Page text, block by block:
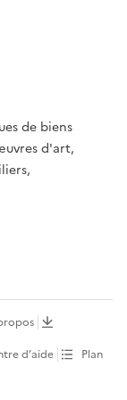
de biens
d'art,
d’aide
Plan